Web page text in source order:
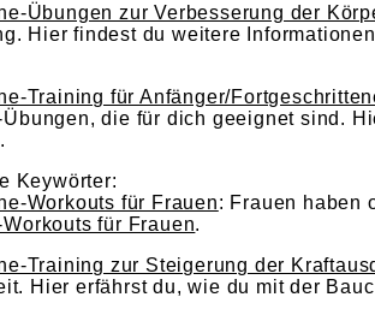
Übungen zur Verbesserung der
Hier findest du weitere
Training für Anfänger/
die für dich geeignet sind.
Keywörter:
Workouts für Frauen: Frauen haben
für Frauen.
Training zur Steigerung der
Hier erfährst du, wie du mit der